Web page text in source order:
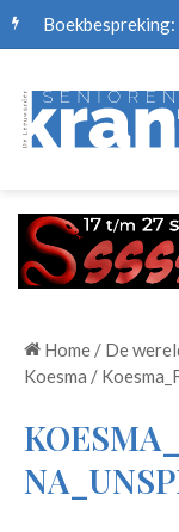
Boekbespreking:
Home / De
Koesma /